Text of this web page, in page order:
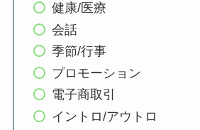
健康/医療
会話
季節/行事
プロモーション
電子商取引
イントロ/アウトロ